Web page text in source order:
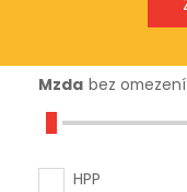
Mzda bez omezení
HPP